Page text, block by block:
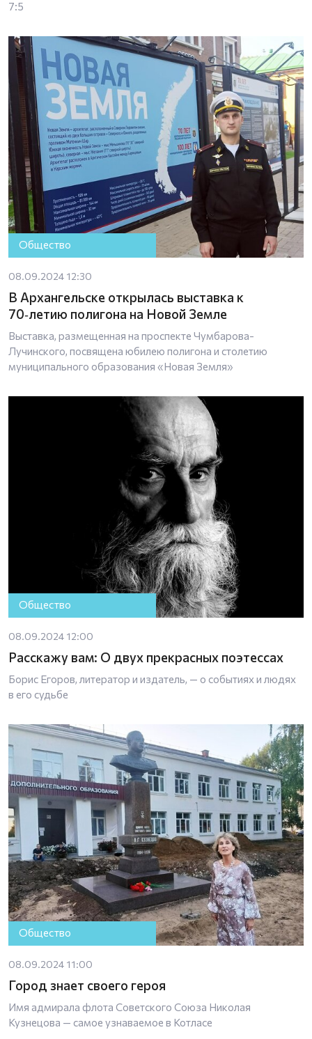
7:5
Общество
08.09.2024 12:30
В Архангельске открылась выставка к
70‑летию полигона на Новой Земле
Выставка, размещенная на проспекте Чумбарова-
Лучинского, посвящена юбилею полигона и столетию
муниципального образования «Новая Земля»
Общество
08.09.2024 12:00
Расскажу вам: О двух прекрасных поэтессах
Борис Егоров, литератор и издатель, — о событиях и людях
в его судьбе
Общество
08.09.2024 11:00
Город знает своего героя
Имя адмирала флота Советского Союза Николая
Кузнецова — самое узнаваемое в Котласе